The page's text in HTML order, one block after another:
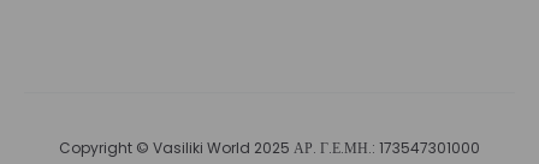
Copyright © Vasiliki World 2025 ΑΡ. Γ.Ε.ΜΗ.: 173547301000